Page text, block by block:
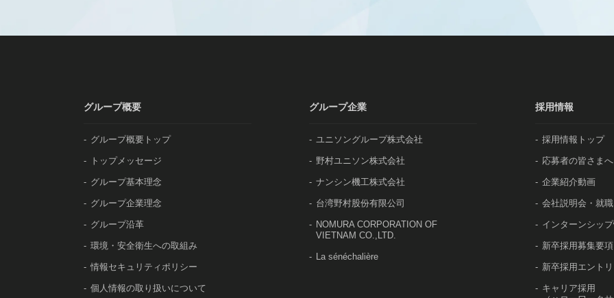
グループ概要
グループ概要トップ
トップメッセージ
グループ基本理念
グループ企業理念
グループ沿革
環境・安全衛生への取組み
情報セキュリティポリシー
個人情報の取り扱いについて
グループ企業
ユニソングループ株式会社
野村ユニソン株式会社
ナンシン機工株式会社
台湾野村股份有限公司
NOMURA CORPORATION OF
VIETNAM CO.,LTD.
La sénéchalière
採用情報
採用情報トップ
応募者の皆さまへ
企業紹介動画
会社説明会・就
インターンシッ
新卒採用募集要項
新卒採用エント
キャリア採用